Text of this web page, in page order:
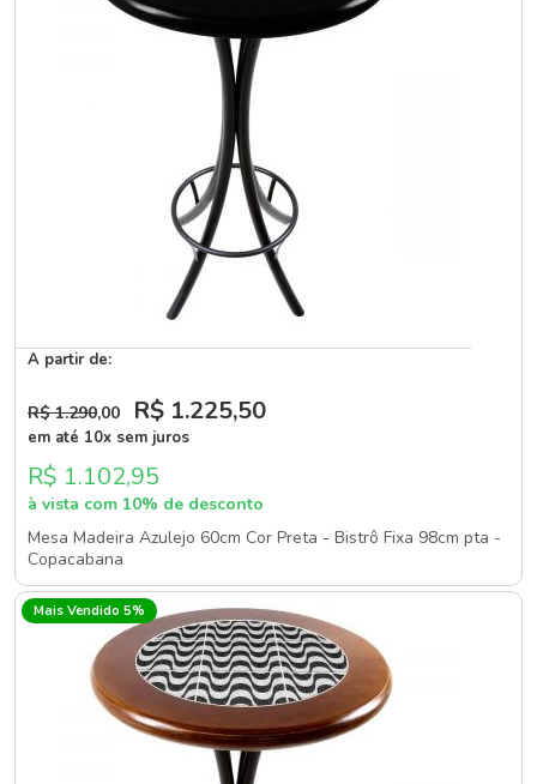
A partir de:
R$ 1.290,00 R$ 1.225,50
em até 10x sem juros
R$ 1.102,95
à vista com 10% de desconto
Mesa Madeira Azulejo 60cm Cor Preta - Bistrô Fixa 98cm pta -
Copacabana
Mais Vendido 5%